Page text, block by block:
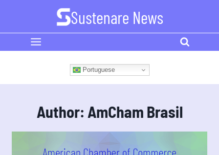
content
Sustenare News
Portuguese
Author: AmCham Brasil